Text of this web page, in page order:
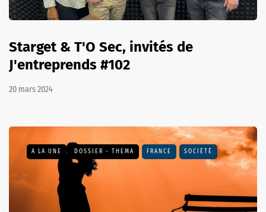
Starget & T'O Sec, invités de
J'entreprends #102
20 mars 2024
A LA UNE DOSSIER - THEMA FRANCE SOCIÉTÉ